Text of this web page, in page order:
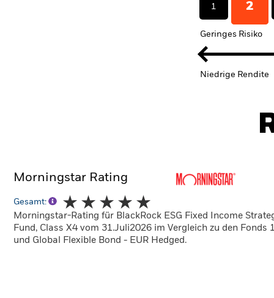
1 2
Geringes Risiko
Niedrige Rendite
Morningstar Rating
Gesamt:
Morningstar-Rating für BlackRock ESG Fixed Income
Fund, Class X4 vom 31.Juli2026 im Vergleich zu den Fonds
und Global Flexible Bond - EUR Hedged.